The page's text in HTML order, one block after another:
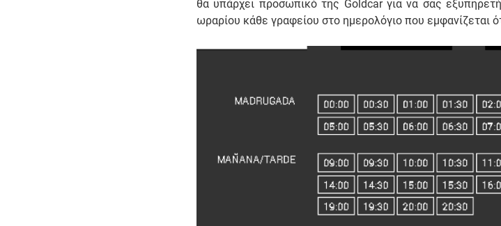
θα υπάρχει προσωπικό της Goldcar για να σας
ωραρίου κάθε γραφείου στο ημερολόγιο που εμφανίζεται